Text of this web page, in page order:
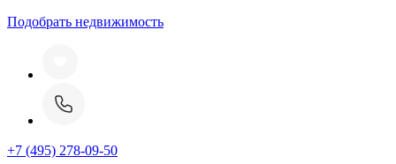
Подобрать недвижимость
+7 (495) 278-09-50